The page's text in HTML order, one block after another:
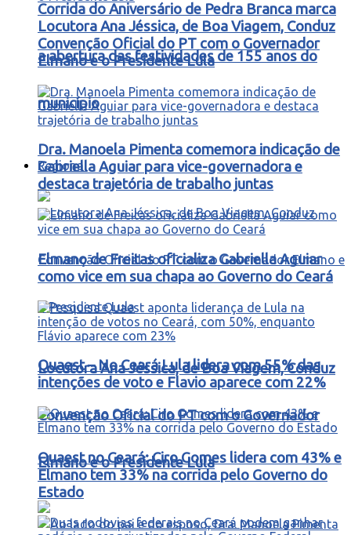
Corrida do Aniversário de Pedra Branca marca
a abertura das festividades de 155 anos do
município
Regional
Locutora Ana Jéssica, de Boa Viagem, Conduz
Convenção Oficial do PT com o Governador
Elmano e o Presidente Lula
Locutora Ana Jéssica, de Boa Viagem, Conduz
Convenção Oficial do PT com o Governador
Elmano e o Presidente Lula
Dra. Manoela Pimenta comemora indicação de
Gabriella Aguiar para vice-governadora e
destaca trajetória de trabalho juntas
Elmano de Freitas oficializa Gabriella Aguiar
como vice em sua chapa ao Governo do Ceará
Quaest – No Ceará Lula lidera com 55% das
intenções de voto e Flavio aparece com 22%
Quaest no Ceará: Ciro Gomes lidera com 43% e
Elmano tem 33% na corrida pelo Governo do
Estado